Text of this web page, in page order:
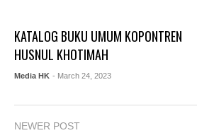
KATALOG BUKU UMUM KOPONTREN
HUSNUL KHOTIMAH
Media HK - March 24, 2023
NEWER POST